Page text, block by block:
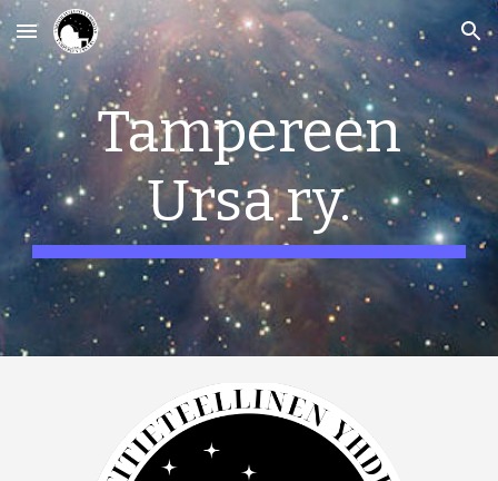
Skip to main content Skip to navigation
Tampereen
Ursa ry.